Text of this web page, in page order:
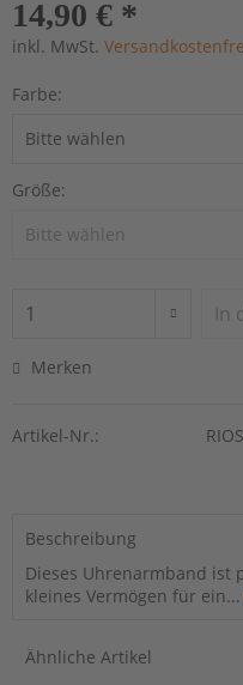
14,90 € *
inkl. MwSt.
Farbe:
Größe:
In
Merken
Artikel-Nr.:
Beschreibung
Dieses Uhrenarmband ist
kleines Vermögen für ein...
Ähnliche Artikel